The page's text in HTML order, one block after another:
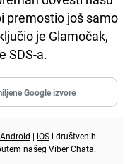
premostio još samo
je Glamočak,
SDS-a.
Google izvore
Android | iOS i društvenih
našeg ViberChata.